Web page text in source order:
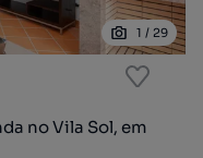
1 / 29
no Vila Sol, em